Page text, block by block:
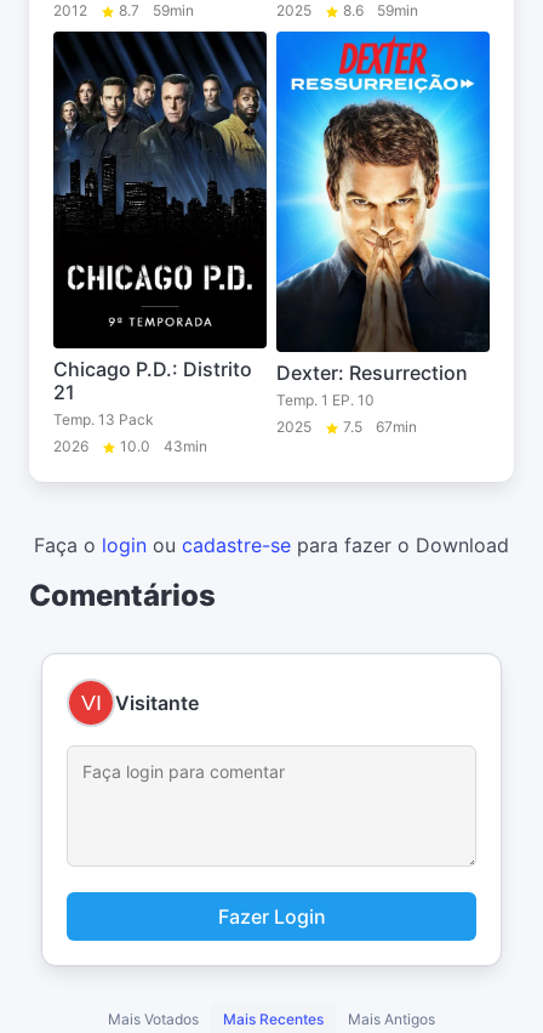
2012
8.7 59min
2025
8.6 59min
Chicago P.D.: Distrito
21
Temp. 13 Pack
2026
10.0 43min
Dexter: Resurrection
Temp. 1 EP. 10
2025
7.5 67min
Faça o login ou cadastre-se para fazer o Download
Comentários
Visitante
Fazer Login
Mais Votados Mais Recentes Mais Antigos